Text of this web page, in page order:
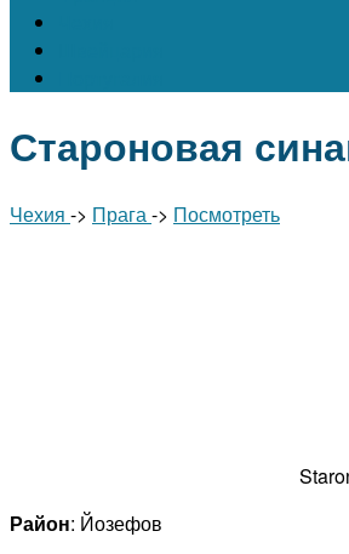
Староновая
Чехия -> Прага-> Посмотреть
Район: Йозефов